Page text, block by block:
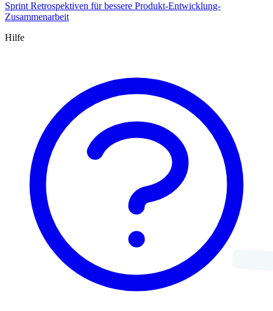
Sprint Retrospektiven für bessere Produkt-Entwicklung-
Zusammenarbeit
Hilfe